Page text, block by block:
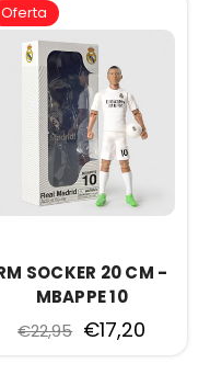
Oferta
SOCKER 20 CM -
MBAPPE 10
€22,95 €17,20